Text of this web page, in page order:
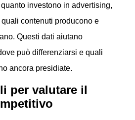
investono in advertising,
contenuti producono e
Questi dati aiutano
può differenziarsi e quali
ancora presidiate.
per valutare il